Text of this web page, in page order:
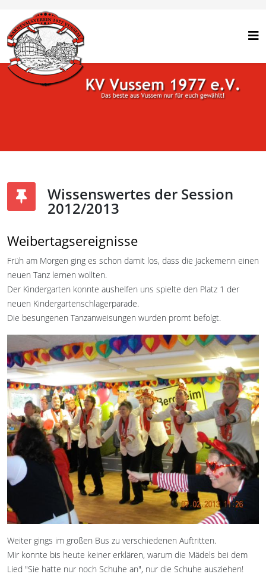
Wissenswertes der Session
2012/2013
Weibertagsereignisse
Früh am Morgen ging es schon damit los, dass die Jackemenn einen
neuen Tanz lernen wollten.
Der Kindergarten konnte aushelfen uns spielte den Platz 1 der
neuen Kindergartenschlagerparade.
Die besungenen Tanzanweisungen wurden promt befolgt.
Weiter gings im großen Bus zu verschiedenen Auftritten.
Mir konnte bis heute keiner erklären, warum die Mädels bei dem
Lied "Sie hatte nur noch Schuhe an", nur die Schuhe ausziehen!